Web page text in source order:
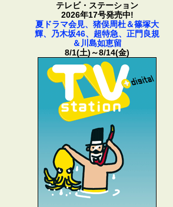
テレビ・ステーション
2026年17号発売中!
夏ドラマ会見、猪俣周杜＆篠塚大
輝、乃木坂46、超特急、正門良規
＆川島如恵留
8/1(土)～8/14(金)